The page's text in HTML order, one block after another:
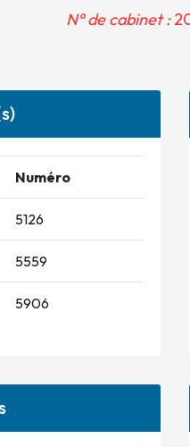
N° de cabinet :
Numéro
5126
5559
5906